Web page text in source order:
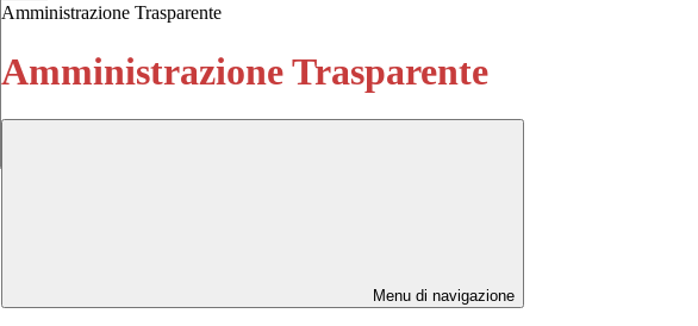
Amministrazione Trasparente
Amministrazione Trasparente
Menu di navigazione